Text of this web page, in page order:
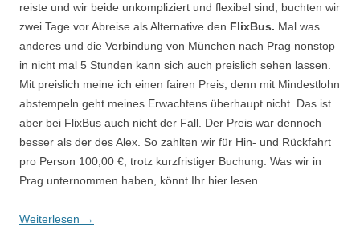
reiste und wir beide unkompliziert und flexibel sind, buchten wir
zwei Tage vor Abreise als Alternative den FlixBus. Mal was
anderes und die Verbindung von München nach Prag nonstop
in nicht mal 5 Stunden kann sich auch preislich sehen lassen.
Mit preislich meine ich einen fairen Preis, denn mit Mindestlohn
abstempeln geht meines Erwachtens überhaupt nicht. Das ist
aber bei FlixBus auch nicht der Fall. Der Preis war dennoch
besser als der des Alex. So zahlten wir für Hin- und Rückfahrt
pro Person 100,00 €, trotz kurzfristiger Buchung. Was wir in
Prag unternommen haben, könnt Ihr hier lesen.
Weiterlesen →